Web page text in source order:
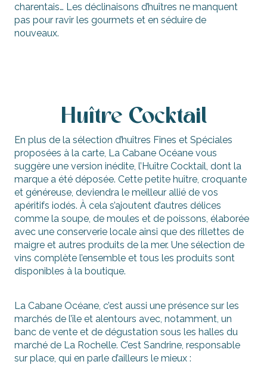
charentais… Les déclinaisons d’huîtres ne manquent
pas pour ravir les gourmets et en séduire de
nouveaux.
Huître Cocktail
En plus de la sélection d’huîtres Fines et Spéciales
proposées à la carte, La Cabane Océane vous
suggère une version inédite, l’Huître Cocktail, dont la
marque a été déposée. Cette petite huître, croquante
et généreuse, deviendra le meilleur allié de vos
apéritifs iodés. À cela s’ajoutent d’autres délices
comme la soupe, de moules et de poissons, élaborée
avec une conserverie locale ainsi que des rillettes de
maigre et autres produits de la mer. Une sélection de
vins complète l’ensemble et tous les produits sont
disponibles à la boutique.
La Cabane Océane, c’est aussi une présence sur les
marchés de l’île et alentours avec, notamment, un
banc de vente et de dégustation sous les halles du
marché de La Rochelle. C’est Sandrine, responsable
sur place, qui en parle d’ailleurs le mieux :